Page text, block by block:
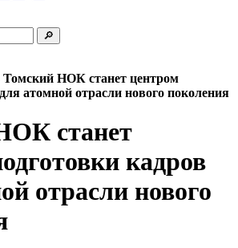
Томский НОК станет центром
атомной отрасли нового поколения
станет
кадров
отрасли нового